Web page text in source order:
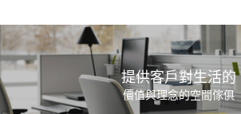
提供客戶對生活的
價值與理念的空間傢俱